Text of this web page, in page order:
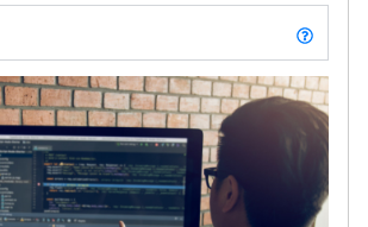
たうえで目標設定とその評価をしていく
の面談を経て目標設定する形にはなりま
合いについては本人や上長の所感だけで
バーやクライアント先からの意見も取り
断できるような仕組みを作っておりま